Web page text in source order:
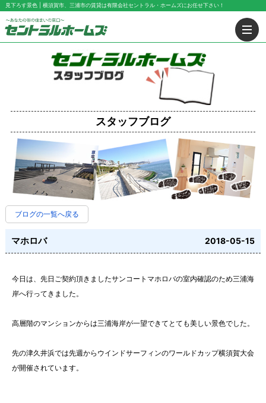
見下ろす景色 | 横須賀市、三浦市の賃貸は有限会社セントラル・ホームズにお任せ下さい！
スタッフブログ
ブログの一覧へ戻る
マホロバ 2018-05-15
今日は、先日ご契約頂きましたサンコートマホロバの室内確認のため三浦海
岸へ行ってきました。
高層階のマンションからは三浦海岸が一望できてとても美しい景色でした。
先の津久井浜では先週からウインドサーフィンのワールドカップ横須賀大会
が開催されています。